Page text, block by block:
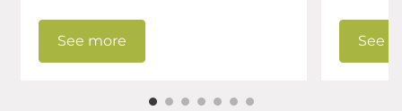
See more See